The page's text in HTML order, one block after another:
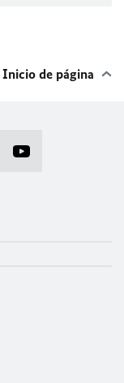
Inicio de página